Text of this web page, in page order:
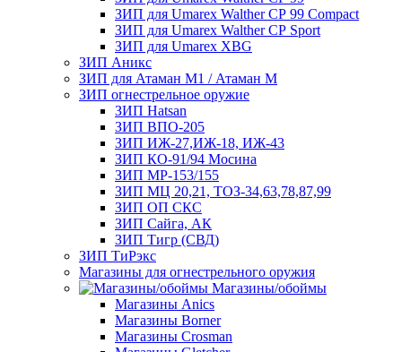
ЗИП для Umarex Walther СР 99 Compact
ЗИП для Umarex Walther СР Sport
ЗИП для Umarex XBG
ЗИП Аникс
ЗИП для Атаман М1 / Атаман М
ЗИП огнестрельное оружие
ЗИП Hatsan
ЗИП ВПО-205
ЗИП ИЖ-27,ИЖ-18, ИЖ-43
ЗИП КО-91/94 Мосина
ЗИП МР-153/155
ЗИП МЦ 20,21, ТОЗ-34,63,78,87,99
ЗИП ОП СКС
ЗИП Сайга, АК
ЗИП Тигр (СВД)
ЗИП ТиРэкс
Магазины для огнестрельного оружия
Магазины/обоймы
Магазины Anics
Магазины Borner
Магазины Crosman